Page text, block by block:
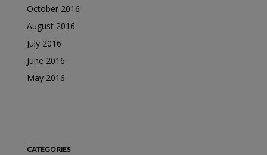
October 2016
August 2016
July 2016
June 2016
May 2016
CATEGORIES